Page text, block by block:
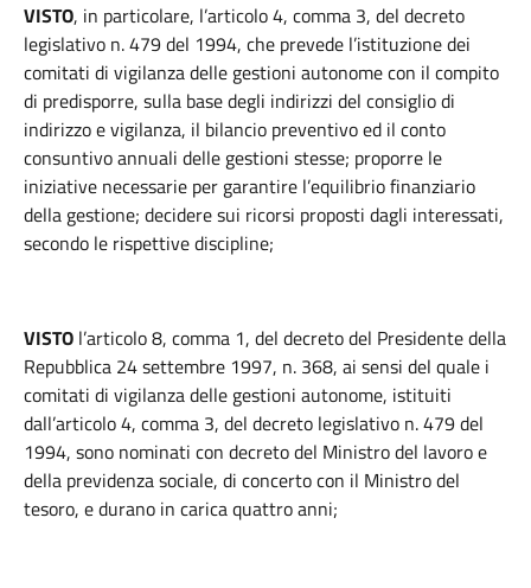
VISTO, in particolare, l’articolo 4, comma 3, del decreto
legislativo n. 479 del 1994, che prevede l’istituzione dei
comitati di vigilanza delle gestioni autonome con il compito
di predisporre, sulla base degli indirizzi del consiglio di
indirizzo e vigilanza, il bilancio preventivo ed il conto
consuntivo annuali delle gestioni stesse; proporre le
iniziative necessarie per garantire l’equilibrio finanziario
della gestione; decidere sui ricorsi proposti dagli interessati,
secondo le rispettive discipline;
VISTO l’articolo 8, comma 1, del decreto del Presidente della
Repubblica 24 settembre 1997, n. 368, ai sensi del quale i
comitati di vigilanza delle gestioni autonome, istituiti
dall’articolo 4, comma 3, del decreto legislativo n. 479 del
1994, sono nominati con decreto del Ministro del lavoro e
della previdenza sociale, di concerto con il Ministro del
tesoro, e durano in carica quattro anni;